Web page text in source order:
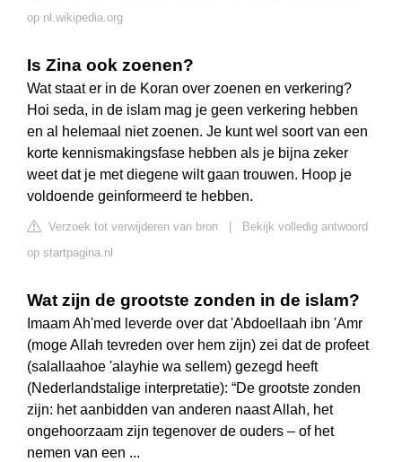
op nl.wikipedia.org
Is Zina ook zoenen?
Wat staat er in de Koran over zoenen en verkering?
Hoi seda, in de islam mag je geen verkering hebben
en al helemaal niet zoenen. Je kunt wel soort van een
korte kennismakingsfase hebben als je bijna zeker
weet dat je met diegene wilt gaan trouwen. Hoop je
voldoende geinformeerd te hebben.
Verzoek tot verwijderen van bron
Bekijk volledig antwoord
op startpagina.nl
Wat zijn de grootste zonden in de islam?
Imaam Ah'med leverde over dat 'Abdoellaah ibn 'Amr
(moge Allah tevreden over hem zijn) zei dat de profeet
(salallaahoe 'alayhie wa sellem) gezegd heeft
(Nederlandstalige interpretatie): “De grootste zonden
zijn: het aanbidden van anderen naast Allah, het
ongehoorzaam zijn tegenover de ouders – of het
nemen van een ...